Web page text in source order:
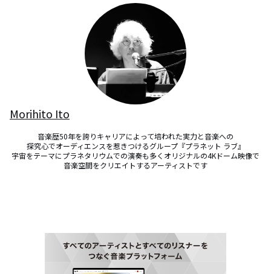
Morihito Ito
音楽歴50年を誇りキャリアによって培われた実力と音楽への
探究心でオーディエンスを惹きつけるグループ『プラネット ラブ』
宇宙をテーマにプラネタリウムでの演奏も多くオリジナルの4Kドーム映像で
音楽空間をクリエイトするアーティストです